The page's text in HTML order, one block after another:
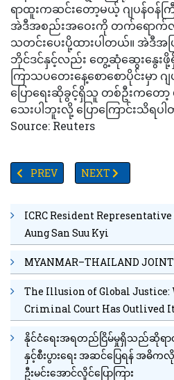
ရာထူးကဆင်းတော့မယ့် ဂျပန်ဝန်က
အဲဒီအစည်းအဝေးကို တက်ရောက်
သတင်းပေးပို့ထားပါတယ်။ အဲဒီအ
ဘိုင်ဒင်နှင့်လည်း တွေ့ဆုံဆွေးနွေ
ကြာသပတေးနေ့စောစောပိုင်းမှာ
ပြောရေးဆိုခွင့်ရှိသူ တစ်ဦးကတေ
သေးပါဘူးလို့ ပြောကြောင်းသိရပ
Source: Reuters
PREVIOUS ARTICLE: နိုင်ငံရပ်
PREV NEXT
NEXT
ICRC Resident
Aung San Suu Kyi
MYANMAR–THAILAND JOINT
The Illusion of Global
Criminal Court Has Outlived
နိုင်ငံရေးအရတည်ငြိမ်မှုရှိသည်ဆိုရ
နှင့်စီးပွားရေး အဆင်ပြေရန် အဓိ
ဦးမင်းအောင်လှိုင်ပြောကြား